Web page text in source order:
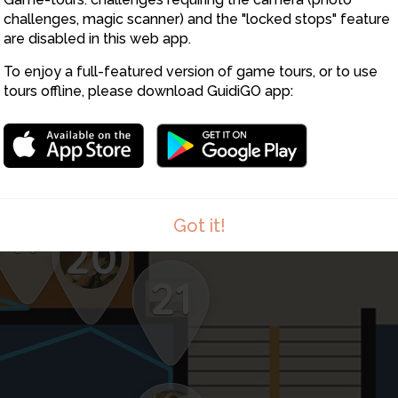
challenges, magic scanner) and the "locked stops" feature
are disabled in this web app.
To enjoy a full-featured version of game tours, or to use
tours offline, please download GuidiGO app:
Got it!
17 20
21